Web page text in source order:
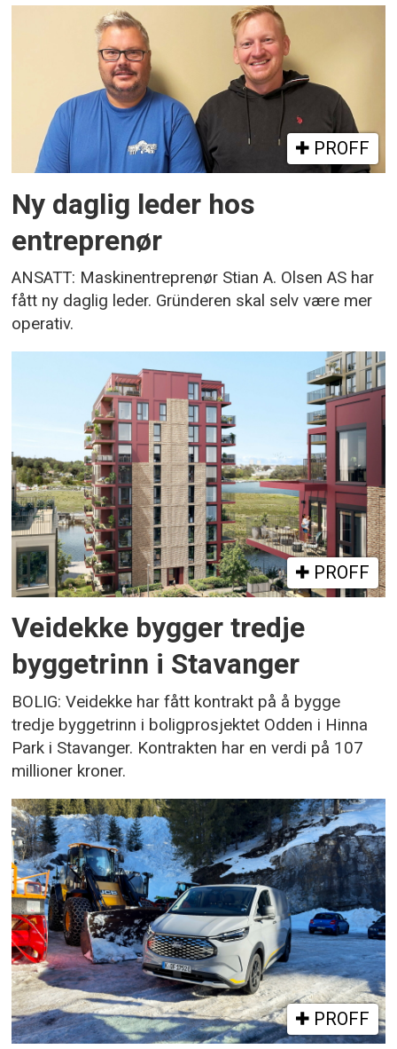
PROFF
Ny daglig leder hos
entreprenør
ANSATT: Maskinentreprenør Stian A. Olsen AS har
fått ny daglig leder. Gründeren skal selv være mer
operativ.
PROFF
Veidekke bygger tredje
byggetrinn i Stavanger
BOLIG: Veidekke har fått kontrakt på å bygge
tredje byggetrinn i boligprosjektet Odden i Hinna
Park i Stavanger. Kontrakten har en verdi på 107
millioner kroner.
PROFF